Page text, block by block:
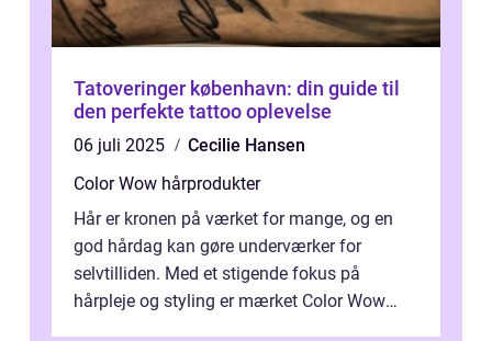
Tatoveringer københavn: din guide til
den perfekte tattoo oplevelse
06 juli 2025
Cecilie Hansen
Color Wow hårprodukter
Hår er kronen på værket for mange, og en
god hårdag kan gøre underværker for
selvtilliden. Med et stigende fokus på
hårpleje og styling er mærket Color Wow